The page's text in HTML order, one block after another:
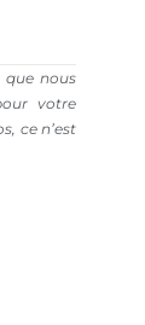
nous
votre
ce n’est